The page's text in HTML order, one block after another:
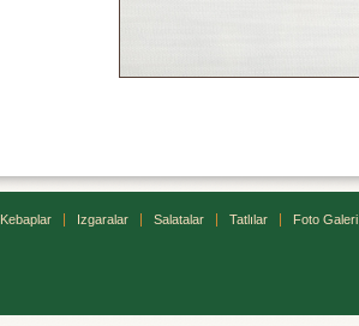
Kebaplar Izgaralar Salatalar Tatlılar Foto Galeri